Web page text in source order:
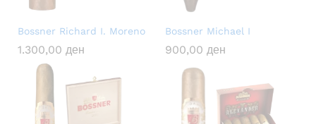
Bossner Richard I. Moreno
1.300,00 ден
Bossner Michael I
900,00 ден